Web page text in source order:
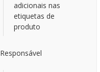
adicionais nas
etiquetas de
produto
Responsável